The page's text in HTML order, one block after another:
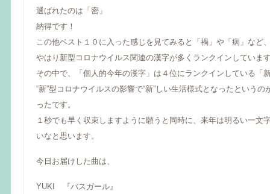
選ばれたのは「密」
納得です！
この他ベスト１０に入った感じを見てみると「禍」や「病」など
やはり新型コロナウイルス関連の漢字が多くランクインしていま
その中で、「個人的今年の漢字」は４位にランクインしている「
“新”型コロナウイルスの影響で“新”しい生活様式となったというの
ったです。
１秒でも早く収束しますように願うと同時に、来年は明るい一文
いなと思います。
今日お届けした曲は、
YUKI 『バスガール』